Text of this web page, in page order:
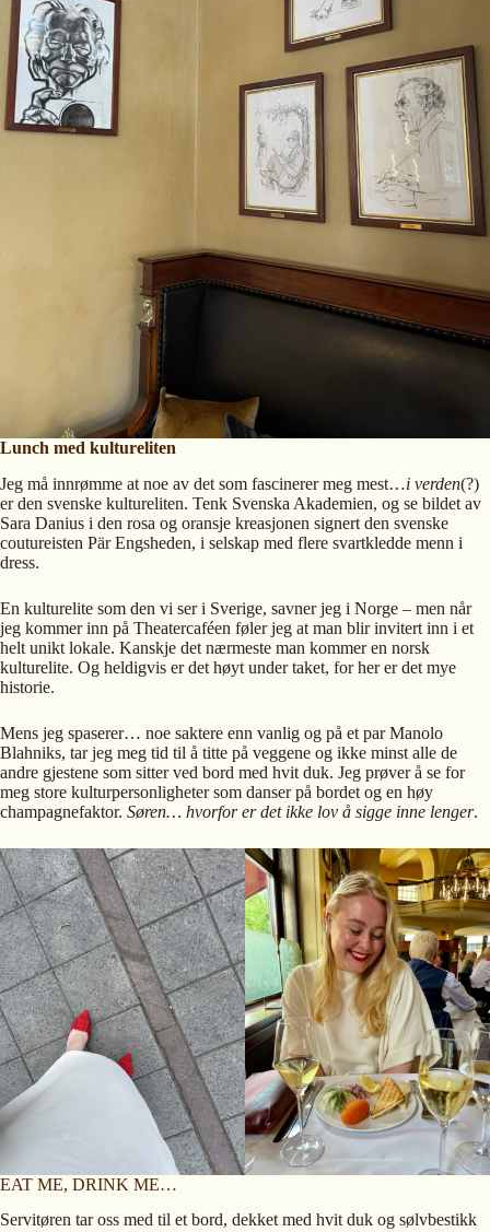
Lunch med kultureliten
Jeg må innrømme at noe av det som fascinerer meg mest…i verden(?)
er den svenske kultureliten. Tenk Svenska Akademien, og se bildet av
Sara Danius i den rosa og oransje kreasjonen signert den svenske
coutureisten Pär Engsheden, i selskap med flere svartkledde menn i
dress.
En kulturelite som den vi ser i Sverige, savner jeg i Norge – men når
jeg kommer inn på Theatercaféen føler jeg at man blir invitert inn i et
helt unikt lokale. Kanskje det nærmeste man kommer en norsk
kulturelite. Og heldigvis er det høyt under taket, for her er det mye
historie.
Mens jeg spaserer… noe saktere enn vanlig og på et par Manolo
Blahniks, tar jeg meg tid til å titte på veggene og ikke minst alle de
andre gjestene som sitter ved bord med hvit duk. Jeg prøver å se for
meg store kulturpersonligheter som danser på bordet og en høy
champagnefaktor. Søren… hvorfor er det ikke lov å sigge inne lenger.
EAT ME, DRINK ME…
Servitøren tar oss med til et bord, dekket med hvit duk og sølvbestikk